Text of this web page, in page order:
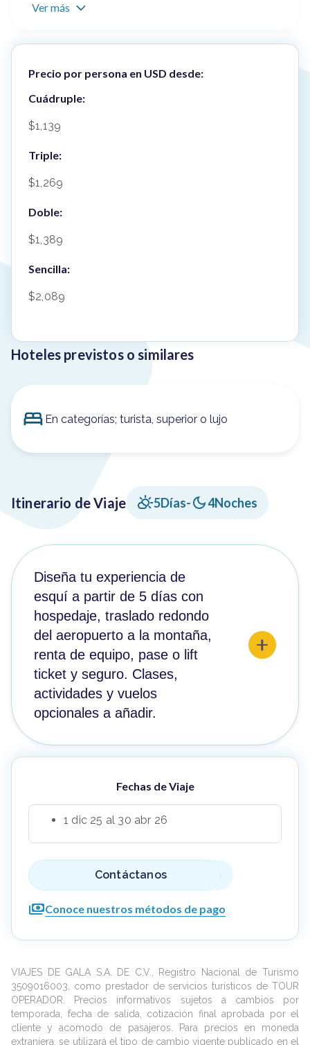
Ver más
Precio por persona en USD desde:
Cuádruple:
$1,139
Triple:
$1,269
Doble:
$1,389
Sencilla:
$2,089
Hoteles previstos o similares
En categorías; turista, superior o lujo
Itinerario de Viaje 5Días- 4Noches
Diseña tu experiencia de
esquí a partir de 5 días con
hospedaje, traslado redondo
del aeropuerto a la montaña,
renta de equipo, pase o lift
ticket y seguro. Clases,
actividades y vuelos
opcionales a añadir.
Fechas de Viaje
1 dic 25 al 30 abr 26
Contáctanos
Conoce nuestros métodos de pago
VIAJES DE GALA S.A. DE C.V., Registro Nacional de Turismo
3509016003, como prestador de servicios turísticos de TOUR
OPERADOR. Precios informativos sujetos a cambios por
temporada, fecha de salida, cotización final aprobada por el
cliente y acomodo de pasajeros. Para precios en moneda
extranjera, se utilizará el tipo de cambio vigente publicado en el